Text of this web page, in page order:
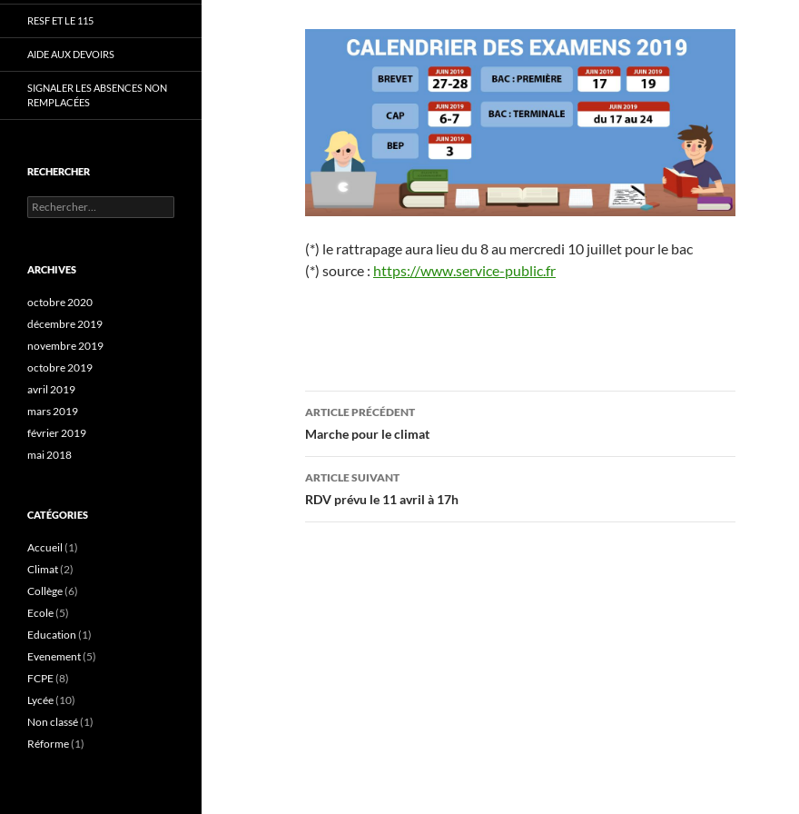
(*) le rattrapage aura lieu du 8 au mercredi 10 juillet pour le bac
(*) source : https://www.service-public.fr
Navigation
des
articles
ARTICLE PRÉCÉDENT
Marche pour le climat
ARTICLE SUIVANT
RDV prévu le 11 avril à 17h
RESF ET LE 115
AIDE AUX DEVOIRS
SIGNALER LES ABSENCES NON
REMPLACÉES
RECHERCHER
Rechercher :
ARCHIVES
octobre 2020
décembre 2019
novembre 2019
octobre 2019
avril 2019
mars 2019
février 2019
mai 2018
CATÉGORIES
Accueil (1)
Climat(2)
Collège(6)
Ecole(5)
Education (1)
Evenement(5)
FCPE(8)
Lycée(10)
Non classé(1)
Réforme(1)